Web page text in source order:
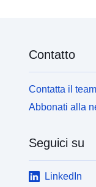
Contatto
Contatta il
Abbonati alla
Seguici su
LinkedIn